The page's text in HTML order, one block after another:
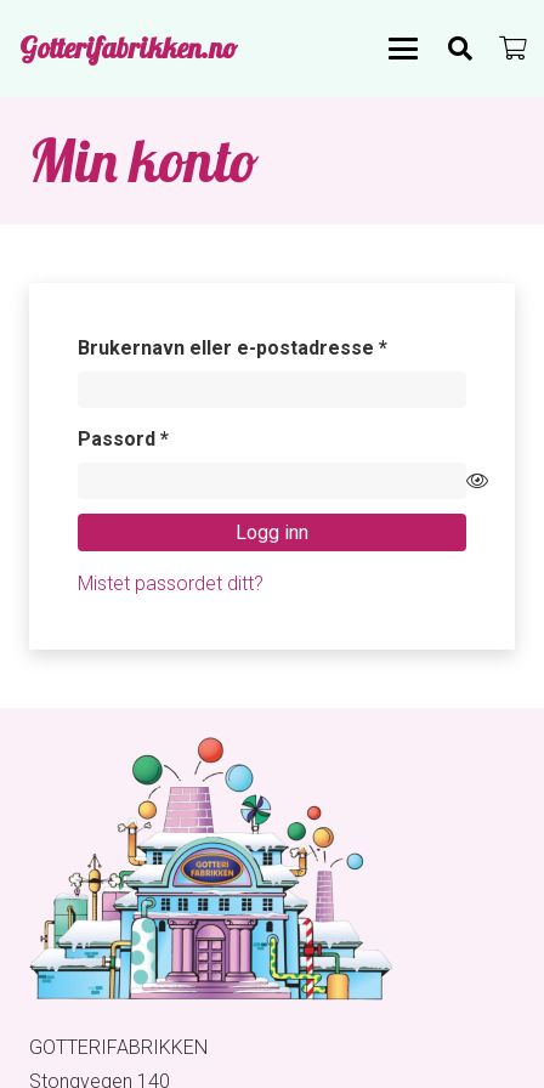
Gotterifabrikken.no
Min konto
Brukernavn eller e-postadresse *Påkrevd
Passord *Påkrevd
Logg inn
Mistet passordet ditt?
GOTTERIFABRIKKEN
Stongvegen 140